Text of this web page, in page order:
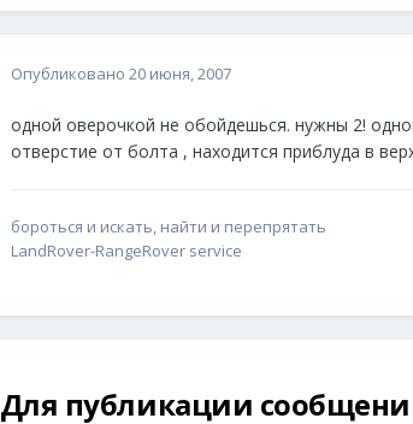
Опубликовано 20 июня, 2007
одной оверочкой не обойдешься. нужны 2!
отверстие от болта , находится приблуда в
бороться и искать, найти и перепрятать
LandRover-RangeRover service
Для публикации